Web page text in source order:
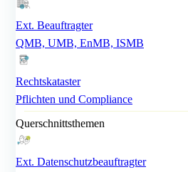
Ext. Beauftragter
QMB, UMB, EnMB, ISMB
Rechtskataster
Pflichten und Compliance
Querschnittsthemen
Ext. Datenschutzbeauftragter